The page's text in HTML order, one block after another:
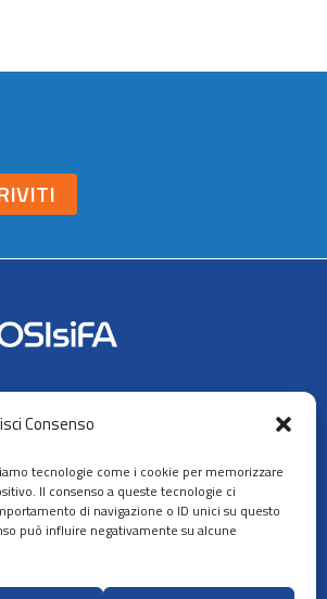
Consenso
tecnologie come i cookie per memorizzare
Il consenso a queste tecnologie ci
di navigazione o ID unici su questo
può influire negativamente su alcune
Seguici su: